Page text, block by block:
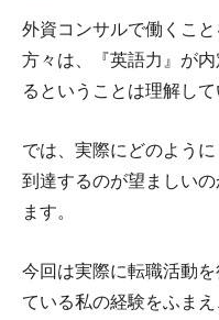
外資コンサルで働くこ
方々は、『英語力』が
るということは理解して
では、実際にどのよう
到達するのが望ましい
ます。
今回は実際に転職活動
ている私の経験をふま